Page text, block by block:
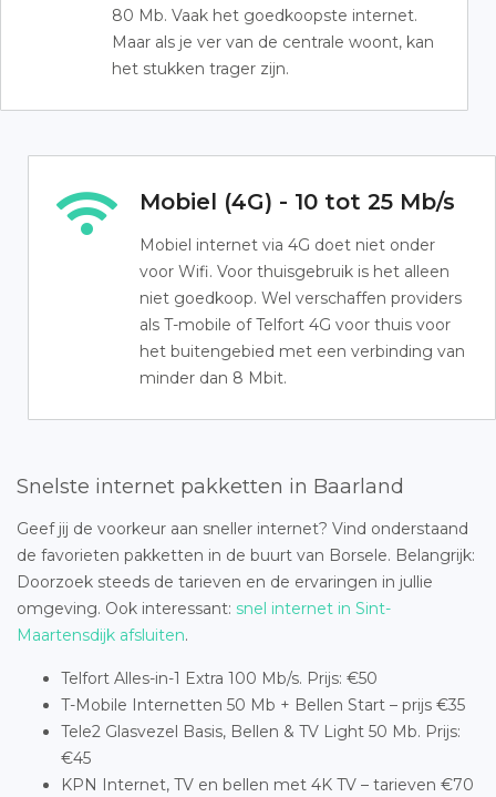
80 Mb. Vaak het goedkoopste internet.
Maar als je ver van de centrale woont, kan
het stukken trager zijn.
Mobiel (4G) - 10 tot 25 Mb/s
Mobiel internet via 4G doet niet onder
voor Wifi. Voor thuisgebruik is het alleen
niet goedkoop. Wel verschaffen providers
als T-mobile of Telfort 4G voor thuis voor
het buitengebied met een verbinding van
minder dan 8 Mbit.
Snelste internet pakketten in Baarland
Geef jij de voorkeur aan sneller internet? Vind onderstaand
de favorieten pakketten in de buurt van Borsele. Belangrijk:
Doorzoek steeds de tarieven en de ervaringen in jullie
omgeving. Ook interessant: snel internet in Sint-
Maartensdijk afsluiten.
Telfort Alles-in-1 Extra 100 Mb/s. Prijs: €50
T-Mobile Internetten 50 Mb + Bellen Start – prijs €35
Tele2 Glasvezel Basis, Bellen & TV Light 50 Mb. Prijs:
€45
KPN Internet, TV en bellen met 4K TV – tarieven €70